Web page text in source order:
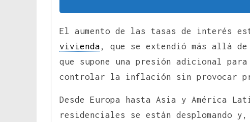
El aumento de las tasas de interés
vivienda , que se extendió más allá
que supone una presión adicional
controlar la inflación sin provocar
Desde Europa hasta Asia y América
residenciales se están desplomando